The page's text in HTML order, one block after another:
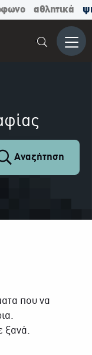
αθλητικά
Μενού
Αναζήτηση
που να
ξανά.